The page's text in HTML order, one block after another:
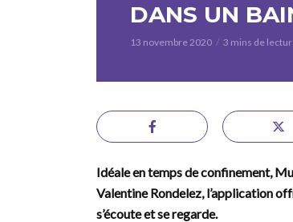
DANS UN
13 novembre 2020 3 mins de
Idéale en temps de confinement,
Valentine Rondelez, l’application
s’écoute et se regarde.